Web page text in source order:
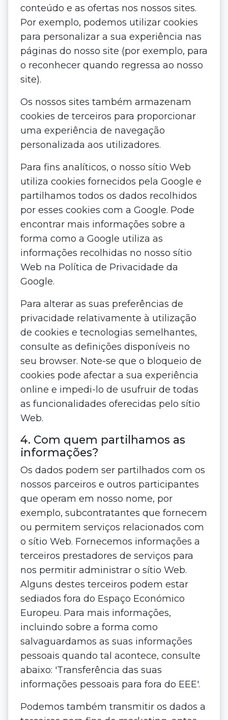
conteúdo e as ofertas nos nossos sites.
Por exemplo, podemos utilizar cookies
para personalizar a sua experiência nas
páginas do nosso site (por exemplo, para
o reconhecer quando regressa ao nosso
site).
Os nossos sites também armazenam
cookies de terceiros para proporcionar
uma experiência de navegação
personalizada aos utilizadores.
Para fins analíticos, o nosso sítio Web
utiliza cookies fornecidos pela Google e
partilhamos todos os dados recolhidos
por esses cookies com a Google. Pode
encontrar mais informações sobre a
forma como a Google utiliza as
informações recolhidas no nosso sítio
Web na Política de Privacidade da
Google.
Para alterar as suas preferências de
privacidade relativamente à utilização
de cookies e tecnologias semelhantes,
consulte as definições disponíveis no
seu browser. Note-se que o bloqueio de
cookies pode afectar a sua experiência
online e impedi-lo de usufruir de todas
as funcionalidades oferecidas pelo sítio
Web.
4. Com quem partilhamos as
informações?
Os dados podem ser partilhados com os
nossos parceiros e outros participantes
que operam em nosso nome, por
exemplo, subcontratantes que fornecem
ou permitem serviços relacionados com
o sítio Web. Fornecemos informações a
terceiros prestadores de serviços para
nos permitir administrar o sítio Web.
Alguns destes terceiros podem estar
sediados fora do Espaço Económico
Europeu. Para mais informações,
incluindo sobre a forma como
salvaguardamos as suas informações
pessoais quando tal acontece, consulte
abaixo: 'Transferência das suas
informações pessoais para fora do EEE'.
Podemos também transmitir os dados a